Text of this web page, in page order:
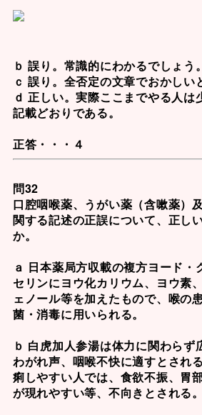
ｂ 誤り。常識的にわかるでしょう。
ｃ 誤り。全否定の文章でおかしい
ｄ 正しい。実際ここまでやる人は
記載どおりである。
正答・・・４
問32
口腔咽喉薬、うがい薬（含嗽薬）
関する記述の正誤について、正し
か。
ａ 日本薬局方収載の複方ヨード・
セリンにヨウ化カリウム、ヨウ素
ェノール等を加えたもので、喉の
菌・消毒に用いられる。
ｂ 白虎加人参湯は体力に関わらず
わがれ声、咽喉不快に適すとされ
痢しやすい人では、食欲不振、胃
が現れやすい等、不向きとされる。